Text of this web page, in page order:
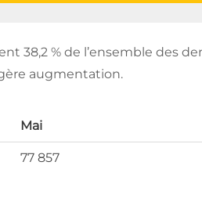
38,2 % de l’ensemble des
augmentation.
Mai
77 857